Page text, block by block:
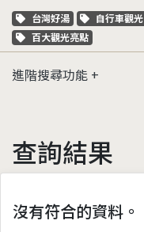
關鍵字標籤
台灣好湯 關鍵字標籤
自行車觀光
關鍵字標籤
百大觀光亮點
進階搜尋功能
查詢結果
沒有符合的資料。